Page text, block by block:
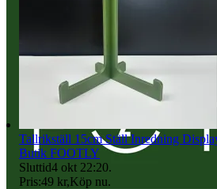
Tallrikställ 15cm Ställ Inredning
Butik FOOTLY
Sluttid4 okt 22:20.
Pris:49 kr,Köp nu.